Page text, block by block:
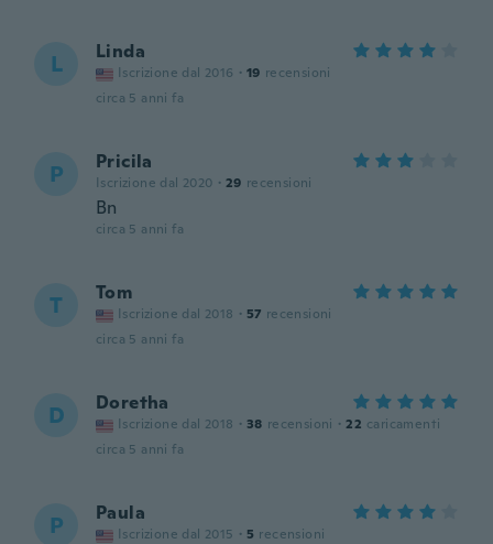
L Linda
Iscrizione dal 2016 · 19 recensioni
circa 5 anni fa
P Pricila
Iscrizione dal 2020 · 29 recensioni
Bn
circa 5 anni fa
T Tom
Iscrizione dal 2018 · 57 recensioni
circa 5 anni fa
D Doretha
Iscrizione dal 2018 · 38 recensioni · 22 caricamenti
circa 5 anni fa
P Paula
Iscrizione dal 2015 · 5 recensioni